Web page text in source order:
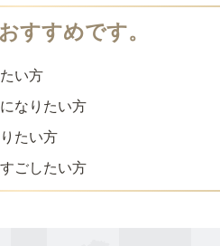
い方
なりたい方
たい方
ごしたい方